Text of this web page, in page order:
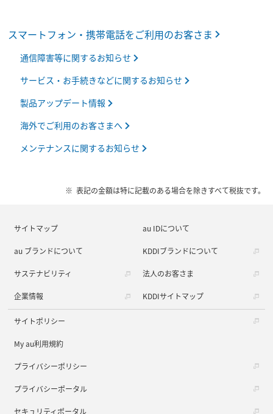
スマートフォン・携帯電話をご利用のお客さま
通信障害等に関するお知らせ
サービス・お手続きなどに関するお知らせ
製品アップデート情報
海外でご利用のお客さまへ
メンテナンスに関するお知らせ
表記の金額は特に記載のある場合を除きすべて税抜です。
サイトマップ au IDについて
au ブランドについて KDDIブランドについて
サステナビリティ 法人のお客さま
企業情報 KDDIサイトマップ
サイトポリシー
My au利用規約
プライバシーポリシー
プライバシーポータル
セキュリティポータル